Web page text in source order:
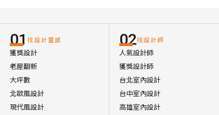
01 找設計靈感
獲獎設計
老屋翻新
大坪數
北歐風設計
現代風設計
02找設計師
人氣設計師
獲獎設計師
台北室內設計
台中室內設計
高雄室內設計